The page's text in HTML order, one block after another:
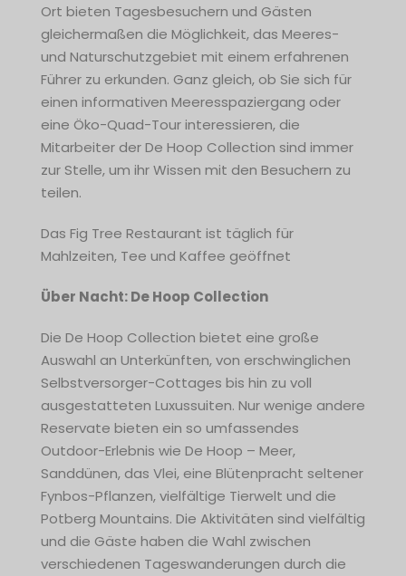
Ort bieten Tagesbesuchern und Gästen
gleichermaßen die Möglichkeit, das Meeres-
und Naturschutzgebiet mit einem erfahrenen
Führer zu erkunden. Ganz gleich, ob Sie sich für
einen informativen Meeresspaziergang oder
eine Öko-Quad-Tour interessieren, die
Mitarbeiter der De Hoop Collection sind immer
zur Stelle, um ihr Wissen mit den Besuchern zu
teilen.
Das Fig Tree Restaurant ist täglich für
Mahlzeiten, Tee und Kaffee geöffnet
Über Nacht: De Hoop Collection
Die De Hoop Collection bietet eine große
Auswahl an Unterkünften, von erschwinglichen
Selbstversorger-Cottages bis hin zu voll
ausgestatteten Luxussuiten. Nur wenige andere
Reservate bieten ein so umfassendes
Outdoor-Erlebnis wie De Hoop – Meer,
Sanddünen, das Vlei, eine Blütenpracht seltener
Fynbos-Pflanzen, vielfältige Tierwelt und die
Potberg Mountains. Die Aktivitäten sind vielfältig
und die Gäste haben die Wahl zwischen
verschiedenen Tageswanderungen durch die